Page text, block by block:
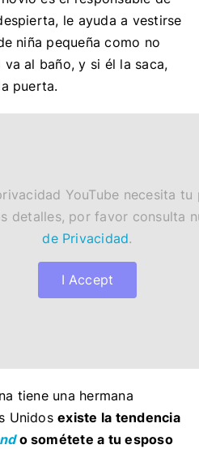
le ayuda a vestirse
niña pequeña como no
al baño, y si él la saca,
puerta.
YouTube necesita tu
detalles, por favor consulta
de Privacidad.
I Accept
tiene una hermana
Unidosexiste la tendencia
o sométete a tu esposo